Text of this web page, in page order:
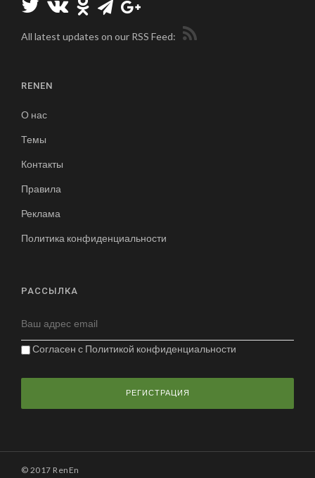
All latest updates on our RSS Feed:
RENEN
О нас
Темы
Контакты
Правила
Реклама
Политика конфиденциальности
РАССЫЛКА
Согласен с Политикой конфиденциальности
© 2017 RenEn